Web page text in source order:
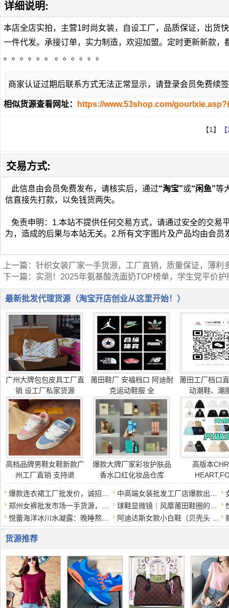
详细说明:
本店全店实拍，主营1时尚女装，自设工厂，品质保证，出货
一件代发。承接订单，实力制造，欢迎加盟。定时更新新款
。。。。。。 。。。。。。
商家认证过期后联系方式无法正常显示，请登录会员免费续
相似货源查看网址： https://www.53shop.com/
【1】
交易方式:
此信息由会员免费发布，请核实后，通过“淘宝”或“闲鱼”等
信直接先打款，以免钱货两失。
免责申明：1.本站不提供任何交易方式，请通过安全的交易
为，造成的后果与本站无关。2.所有文字图片及产品均由会
上一篇： 针织女装厂家一手货源，工厂直销，质量保证，薄利
下一篇： 实测！2025年氨基酸洗面奶TOP榜单，学生党平价护
最新批发代理货源（淘宝开店创业从这里开始！）
广州大牌包包皮具工厂直
销 设工厂私家货源
莆田鞋厂 安福档口 阿迪耐
克运动鞋服 全
莆田工厂档口
动潮鞋、潮
高档品牌男鞋女鞋新款广
州工厂直销 支持退
爆款大牌厂家彩妆护肤品
香水口红化妆品仓库
高版本
货源推荐